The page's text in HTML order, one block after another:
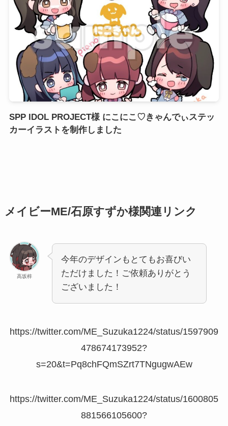
SPP IDOL PROJECT様 にこにこ♡きゃんでぃステッ
カーイラストを制作しました
メイビーME/石原すずか様関連リンク
高坂梓
今年のデザインもとてもお喜びい
ただけました！ご依頼ありがとう
ございました！
https://twitter.com/ME_Suzuka1224/status/1597909
478674173952?
s=20&t=Pq8chFQmSZrt7TNgugwAEw
https://twitter.com/ME_Suzuka1224/status/1600805
881566105600?